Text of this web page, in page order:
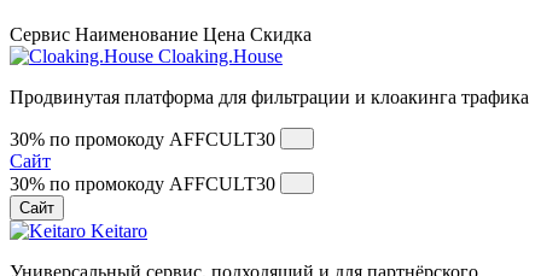
Сервис Наименование Цена Скидка
Cloaking.House
Продвинутая платформа для фильтрации и клоакинга трафика
30% по промокоду AFFCULT30
Сайт
30% по промокоду AFFCULT30
Сайт
Keitaro
Универсальный сервис, подходящий и для партнёрского